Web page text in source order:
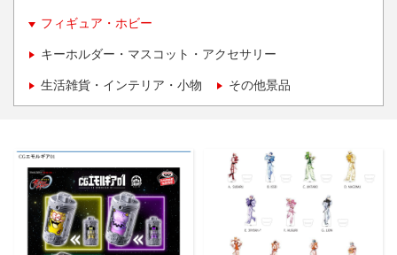
フィギュア・ホビー
キーホルダー・マスコット・アクセサリー
生活雑貨・インテリア・小物 その他景品